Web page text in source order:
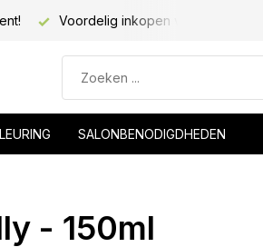
Voordelig inkopen voor kapsalons!
SALONBENODIGDHEDEN
- 150ml